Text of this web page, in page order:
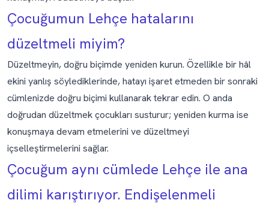
Çocuğumun Lehçe hatalarını
düzeltmeli miyim?
Düzeltmeyin, doğru biçimde yeniden kurun. Özellikle bir hâl
ekini yanlış söylediklerinde, hatayı işaret etmeden bir sonraki
cümlenizde doğru biçimi kullanarak tekrar edin. O anda
doğrudan düzeltmek çocukları susturur; yeniden kurma ise
konuşmaya devam etmelerini ve düzeltmeyi
içselleştirmelerini sağlar.
Çocuğum aynı cümlede Lehçe ile ana
dilimi karıştırıyor. Endişelenmeli